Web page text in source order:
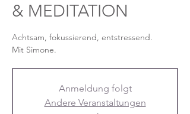
& MEDITATION
Achtsam, fokussierend, entstressend.
Mit Simone.
Anmeldung folgt
Andere Veranstaltungen